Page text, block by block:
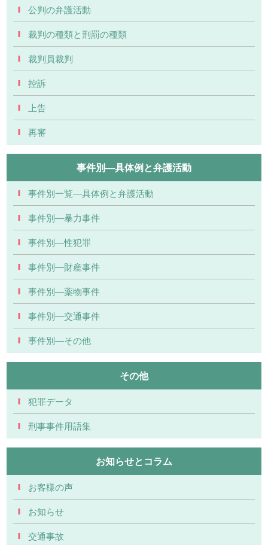
公判の弁護活動
裁判の種類と刑罰の種類
裁判員裁判
控訴
上告
再審
事件別―具体例と弁護活動
事件別一覧―具体例と弁護活動
事件別―暴力事件
事件別―性犯罪
事件別―財産事件
事件別―薬物事件
事件別―交通事件
事件別―その他
その他
犯罪データ
刑事事件用語集
お知らせとコラム
お客様の声
お知らせ
交通事故